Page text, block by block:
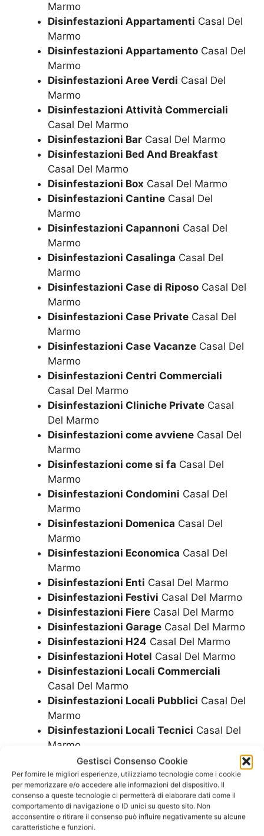
Gestisci Consenso Cookie
Per fornire le migliori esperienze, utilizziamo tecnologie come i cookie
per memorizzare e/o accedere alle informazioni del dispositivo. Il
consenso a queste tecnologie ci permetterà di elaborare dati come il
comportamento di navigazione o ID unici su questo sito. Non
acconsentire o ritirare il consenso può influire negativamente su alcune
caratteristiche e funzioni.
Marmo
Disinfestazioni Appartamenti Casal Del
Marmo
Disinfestazioni Appartamento Casal Del
Marmo
Disinfestazioni Aree Verdi Casal Del
Marmo
Disinfestazioni Attività Commerciali
Casal Del Marmo
Disinfestazioni Bar Casal Del Marmo
Disinfestazioni Bed And Breakfast
Casal Del Marmo
Disinfestazioni Box Casal Del Marmo
Disinfestazioni Cantine Casal Del
Marmo
Disinfestazioni Capannoni Casal Del
Marmo
Disinfestazioni Casalinga Casal Del
Marmo
Disinfestazioni Case di Riposo Casal Del
Marmo
Disinfestazioni Case Private Casal Del
Marmo
Disinfestazioni Case Vacanze Casal Del
Marmo
Disinfestazioni Centri Commerciali
Casal Del Marmo
Disinfestazioni Cliniche Private Casal
Del Marmo
Disinfestazioni come avviene Casal Del
Marmo
Disinfestazioni come si fa Casal Del
Marmo
Disinfestazioni Condomini Casal Del
Marmo
Disinfestazioni Domenica Casal Del
Marmo
Disinfestazioni Economica Casal Del
Marmo
Disinfestazioni Enti Casal Del Marmo
Disinfestazioni Festivi Casal Del Marmo
Disinfestazioni Fiere Casal Del Marmo
Disinfestazioni Garage Casal Del Marmo
Disinfestazioni H24 Casal Del Marmo
Disinfestazioni Hotel Casal Del Marmo
Disinfestazioni Locali Commerciali
Casal Del Marmo
Disinfestazioni Locali Pubblici Casal Del
Marmo
Disinfestazioni Locali Tecnici Casal Del
Marmo
Disinfestazioni Mense Casal Del Marmo
Disinfestazioni MetodiCasal Del Marmo
Disinfestazioni NegoziCasal Del Marmo
Disinfestazioni NotteCasal Del Marmo
Disinfestazioni ParchiCasal Del Marmo